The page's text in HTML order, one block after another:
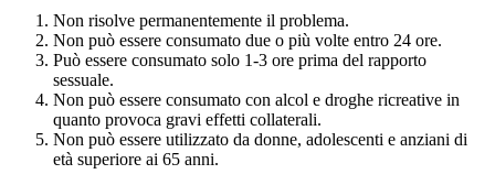
Non risolve permanentemente il problema.
Non può essere consumato due o più volte entro 24 ore.
Può essere consumato solo 1-3 ore prima del rapporto
sessuale.
Non può essere consumato con alcol e droghe ricreative in
quanto provoca gravi effetti collaterali.
Non può essere utilizzato da donne, adolescenti e anziani di
età superiore ai 65 anni.